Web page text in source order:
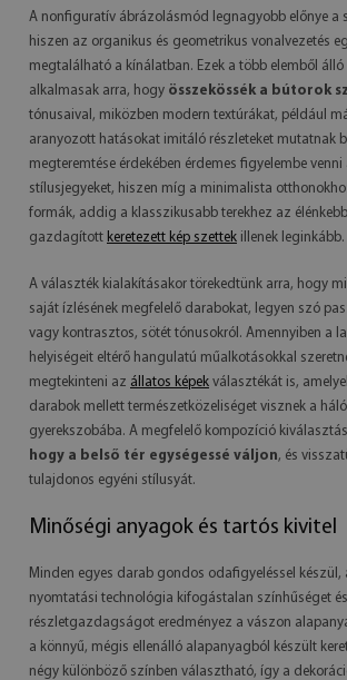
A nonfiguratív ábrázolásmód legnagyobb előnye a
hiszen az organikus és geometrikus vonalvezetés
megtalálható a kínálatban. Ezek a több elemből
alkalmasak arra, hogy összekössék a bútorok
tónusaival, miközben modern textúrákat, például
aranyozott hatásokat imitáló részleteket mutatnak
megteremtése érdekében érdemes figyelembe venni
stílusjegyeket, hiszen míg a minimalista
formák, addig a klasszikusabb terekhez az
gazdagított keretezett kép szettek illenek leginkább.
A választék kialakításakor törekedtünk arra, hogy
saját ízlésének megfelelő darabokat, legyen szó
vagy kontrasztos, sötét tónusokról. Amennyiben a
helyiségeit eltérő hangulatú műalkotásokkal
megtekinteni az állatos képek választékát is,
darabok mellett természetközeliséget visznek a
gyerekszobába. A megfelelő kompozíció
hogy a belső tér egységessé váljon, és
tulajdonos egyéni stílusyát.
Minőségi anyagok és tartós kivitel
Minden egyes darab gondos odafigyeléssel
nyomtatási technológia kifogástalan színhűséget és
részletgazdagságot eredményez a vászon
a könnyű, mégis ellenálló alapanyagból készült
négy különböző színben választható, így a